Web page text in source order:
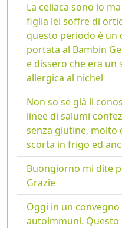
La celiaca sono io
figlia lei soffre di
questo periodo è un
portata al Bambin
e dissero che era un
allergica al nichel
Non so se già li
linee di salumi
senza glutine, molto
scorta in frigo ed
Buongiorno mi dite
Grazie
Oggi in un
autoimmuni. Questo